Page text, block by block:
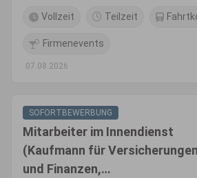
Vollzeit Teilzeit
Firmenevents
07.08.2026
SOFORTBEWERBUNG
Mitarbeiter im Innendienst
(Kaufmann für Versicherungen
und Finanzen,